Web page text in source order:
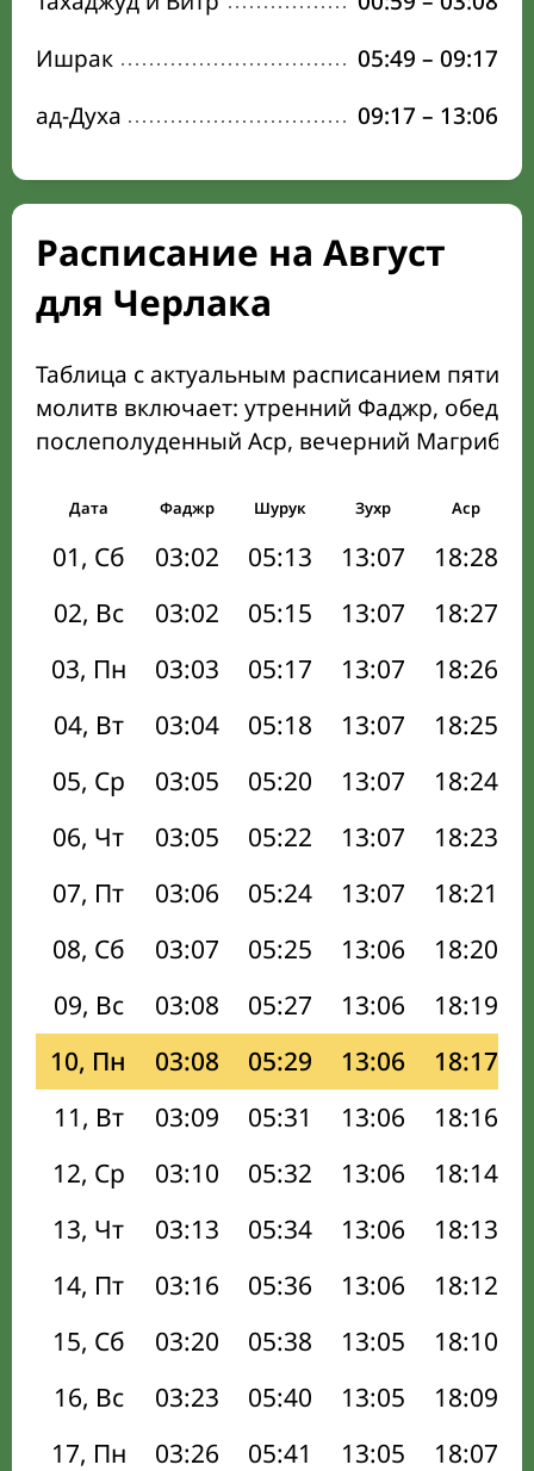
Ишрак
05:49 – 09:17
ад-Духа
09:17 – 13:06
Расписание на Август
для Черлака
Таблица с актуальным расписанием пяти
молитв включает: утренний Фаджр,
послеполуденный Аср, вечерний Магриб
Дата Фаджр Шурук Зухр Аср
01, Сб 03:02 05:13 13:07 18:28
02, Вс
03:02 05:15 13:07 18:27
03, Пн
03:03 05:17 13:07 18:26
04, Вт
03:04 05:18 13:07 18:25
05, Ср
03:05 05:20 13:07 18:24
06, Чт
03:05 05:22 13:07 18:23
07, Пт
03:06 05:24 13:07 18:21
08, Сб
03:07 05:25 13:06 18:20
09, Вс
03:08 05:27 13:06 18:19
10, Пн
03:08 05:29 13:06 18:17
11, Вт
03:09 05:31 13:06 18:16
12, Ср
03:10 05:32 13:06 18:14
13, Чт
03:13 05:34 13:06 18:13
14, Пт
03:16 05:36 13:06 18:12
15, Сб
03:20 05:38 13:05 18:10
16, Вс
03:23 05:40 13:05 18:09
17, Пн
03:26 05:41 13:05 18:07